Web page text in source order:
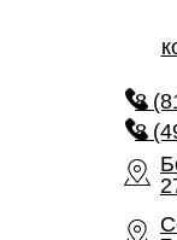
8
8